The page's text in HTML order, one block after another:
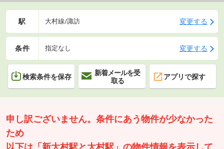
駅 大村線/諏訪 変更する
条件 指定なし 変更する
検索条件を保存
新着メールを受
取る
アプリで探す
申し訳ございません。条件にあう物件が少なかった
ため